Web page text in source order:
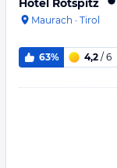
Hotel Rotspitz
Maurach · Tirol
63% 4,2 / 6